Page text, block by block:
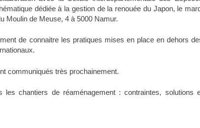
dédiée à la gestion de la renouée du Japon, le
Moulin de Meuse, 4 à 5000 Namur.
de connaitre les pratiques mises en place en dehors
communiqués très prochainement.
chantiers de réaménagement : contraintes, solutions